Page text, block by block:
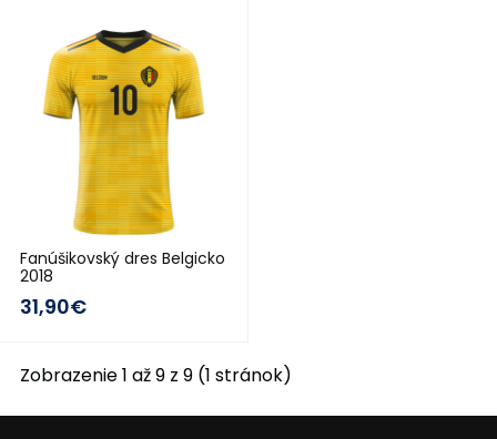
Fanúšikovský dres Belgicko
2018
31,90€
Zobrazenie 1 až 9 z 9 (1 stránok)